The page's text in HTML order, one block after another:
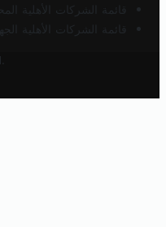
قائمة الشركات الأهلية
قائمة الشركات الأهلية